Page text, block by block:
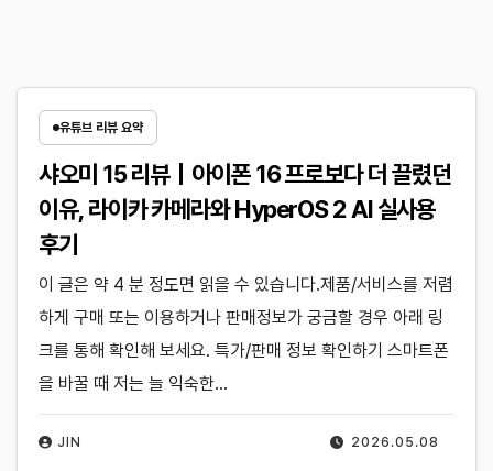
유튜브 리뷰 요약
샤오미 15 리뷰｜아이폰 16 프로보다 더 끌렸던
이유, 라이카 카메라와 HyperOS 2 AI 실사용
후기
2026.05.08
JIN
이 글은 약 4 분 정도면 읽을 수 있습니다.제품/서비스를 저렴
하게 구매 또는 이용하거나 판매정보가 궁금할 경우 아래 링
크를 통해 확인해 보세요. 특가/판매 정보 확인하기 스마트폰
을 바꿀 때 저는 늘 익숙한…